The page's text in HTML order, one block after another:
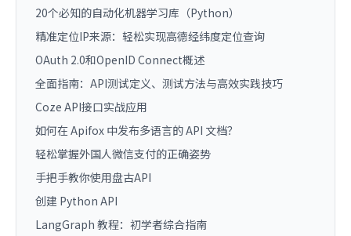
20个必知的自动化机器学习库（Python）
精准定位IP来源：轻松实现高德经纬度定位查询
OAuth 2.0和OpenID Connect概述
全面指南：API测试定义、测试方法与高效实践技巧
Coze API接口实战应用
如何在 Apifox 中发布多语言的 API 文档？
轻松掌握外国人微信支付的正确姿势
手把手教你使用盘古API
创建 Python API
LangGraph 教程：初学者综合指南